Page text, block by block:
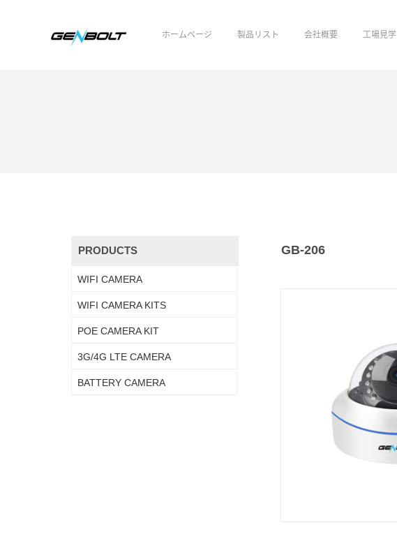
ホームページ 製品リスト 会社概要 工場見学
GB-206
PRODUCTS
WIFI CAMERA
WIFI CAMERA KITS
POE CAMERA KIT
3G/4G LTE CAMERA
BATTERY CAMERA